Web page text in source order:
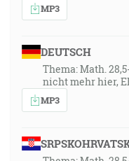
MP3
DEUTSCH
Thema: Math.
nicht mehr hier,
MP3